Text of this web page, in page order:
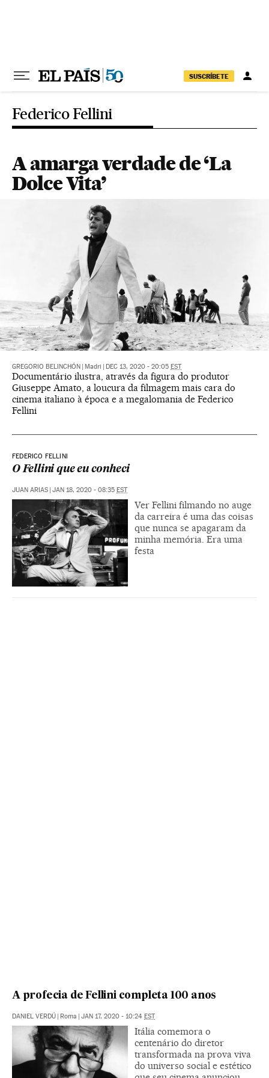
SUSCRÍBETE
Federico Fellini
A amarga verdade de ‘La
Dolce Vita’
GREGORIO BELINCHÓN Madri DEC 13, 2020 - 20:05 EST
Documentário ilustra, através da figura do produtor
Giuseppe Amato, a loucura da filmagem mais cara do
cinema italiano à época e a megalomania de Federico
Fellini
FEDERICO FELLINI
O Fellini que eu conheci
JUAN ARIAS JAN 18, 2020 - 08:35 EST
Ver Fellini filmando no auge
da carreira é uma das coisas
que nunca se apagaram da
minha memória. Era uma
festa
A profecia de Fellini completa 100 anos
DANIEL VERDÚ Roma JAN 17, 2020 - 10:24 EST
Itália comemora o
centenário do diretor
transformada na prova viva
do universo social e estético